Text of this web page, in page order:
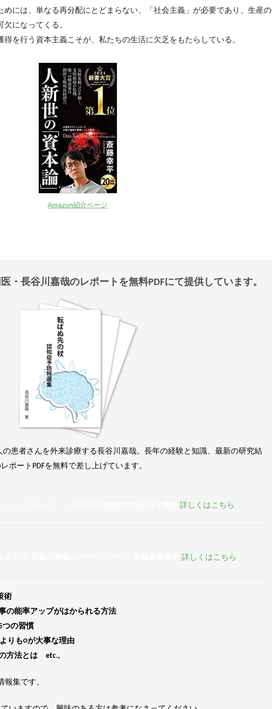
めには、単なる再分配にとどまらない、「社会主義」が必要であり、生産の
になってくる。
を行う資本主義こそが、私たちの生活に欠乏をもたらしている。
Amazon紹介ページ
・長谷川嘉哉のレポートを無料PDFにて提供しています。
の患者さんを外来診療する長谷川嘉哉。長年の経験と知識、最新の研究結
ポートPDFを無料で差し上げています。
詳しくはこちら
詳しくはこちら
術
の能率アップがはかられる方法
つの習慣
りも○が大事な理由
方法とは etc.,
報集です。